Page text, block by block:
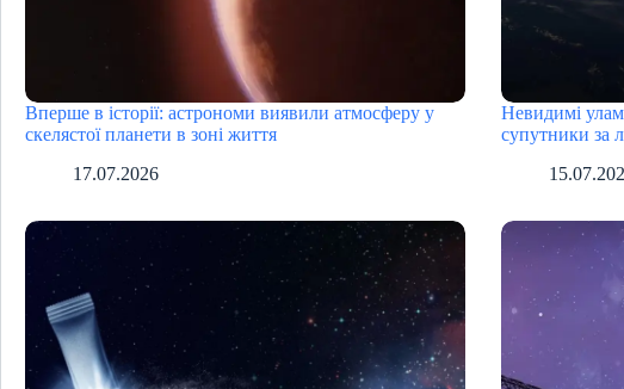
Вперше в історії: астрономи виявили атмосферу у
скелястої планети в зоні життя
17.07.2026
Невидимі
супутники за